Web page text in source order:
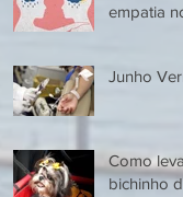
empatia
Junho
Como
bichinho